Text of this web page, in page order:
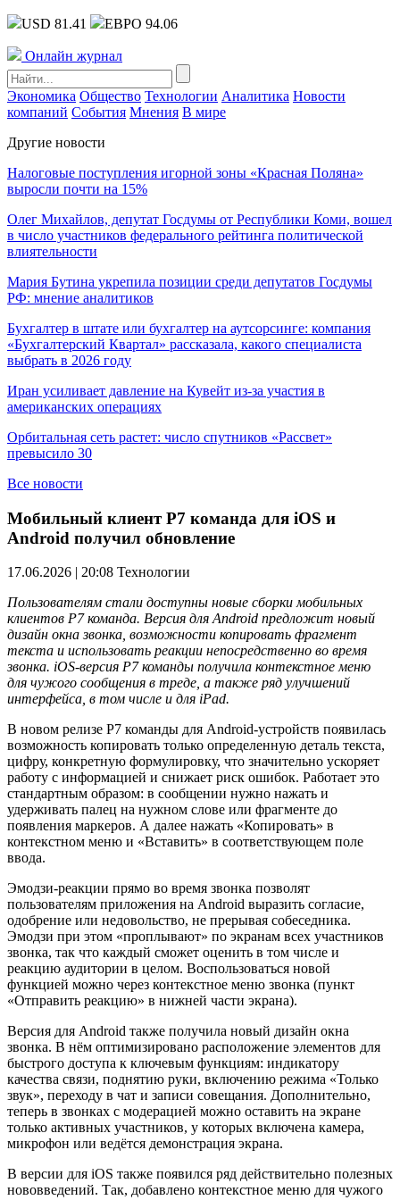
USD 81.41 ЕВРО 94.06
Онлайн журнал
Экономика Общество Технологии Аналитика Новости
компаний События Мнения В мире
Другие новости
Налоговые поступления игорной зоны «Красная Поляна»
выросли почти на 15%
Олег Михайлов, депутат Госдумы от Республики Коми, вошел
в число участников федерального рейтинга политической
влиятельности
Мария Бутина укрепила позиции среди депутатов Госдумы
РФ: мнение аналитиков
Бухгалтер в штате или бухгалтер на аутсорсинге: компания
«Бухгалтерский Квартал» рассказала, какого специалиста
выбрать в 2026 году
Иран усиливает давление на Кувейт из-за участия в
американских операциях
Орбитальная сеть растет: число спутников «Рассвет»
превысило 30
Все новости
Мобильный клиент Р7 команда для iOS и
Android получил обновление
17.06.2026 | 20:08 Технологии
Пользователям стали доступны новые сборки мобильных
клиентов Р7 команда. Версия дляAndroid предложит новый
дизайн окна звонка, возможности копировать фрагмент
текста и использовать реакции непосредственно во время
звонка. iOS-версия Р7 команды получила контекстное меню
для чужого сообщения в треде, а также ряд улучшений
интерфейса, в том числе и для iPad.
В новом релизе Р7 команды для Android-устройств появилась
возможность копировать только определенную деталь текста,
цифру, конкретную формулировку, что значительно ускоряет
работу с информацией и снижает риск ошибок. Работает это
стандартным образом: в сообщении нужно нажать и
удерживать палец на нужном слове или фрагменте до
появления маркеров. А далее нажать «Копировать» в
контекстном меню и «Вставить» в соответствующем поле
ввода.
Эмодзи-реакции прямо во время звонка позволят
пользователям приложения на Android выразить согласие,
одобрение или недовольство, не прерывая собеседника.
Эмодзи при этом «проплывают» по экранам всех участников
звонка, так что каждый сможет оценить в том числе и
реакцию аудитории в целом. Воспользоваться новой
функцией можно через контекстное меню звонка (пункт
«Отправить реакцию» в нижней части экрана).
Версия для Android также получила новый дизайн окна
звонка. В нём оптимизировано расположение элементов для
быстрого доступа к ключевым функциям: индикатору
качества связи, поднятию руки, включению режима «Только
звук», переходу в чат и записи совещания. Дополнительно,
теперь в звонках с модерацией можно оставить на экране
только активных участников, у которых включена камера,
микрофон или ведётся демонстрация экрана.
В версии для iOS также появился ряд действительно полезных
нововведений. Так, добавлено контекстное меню для чужого